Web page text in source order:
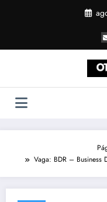
Vaga: BDR – Business